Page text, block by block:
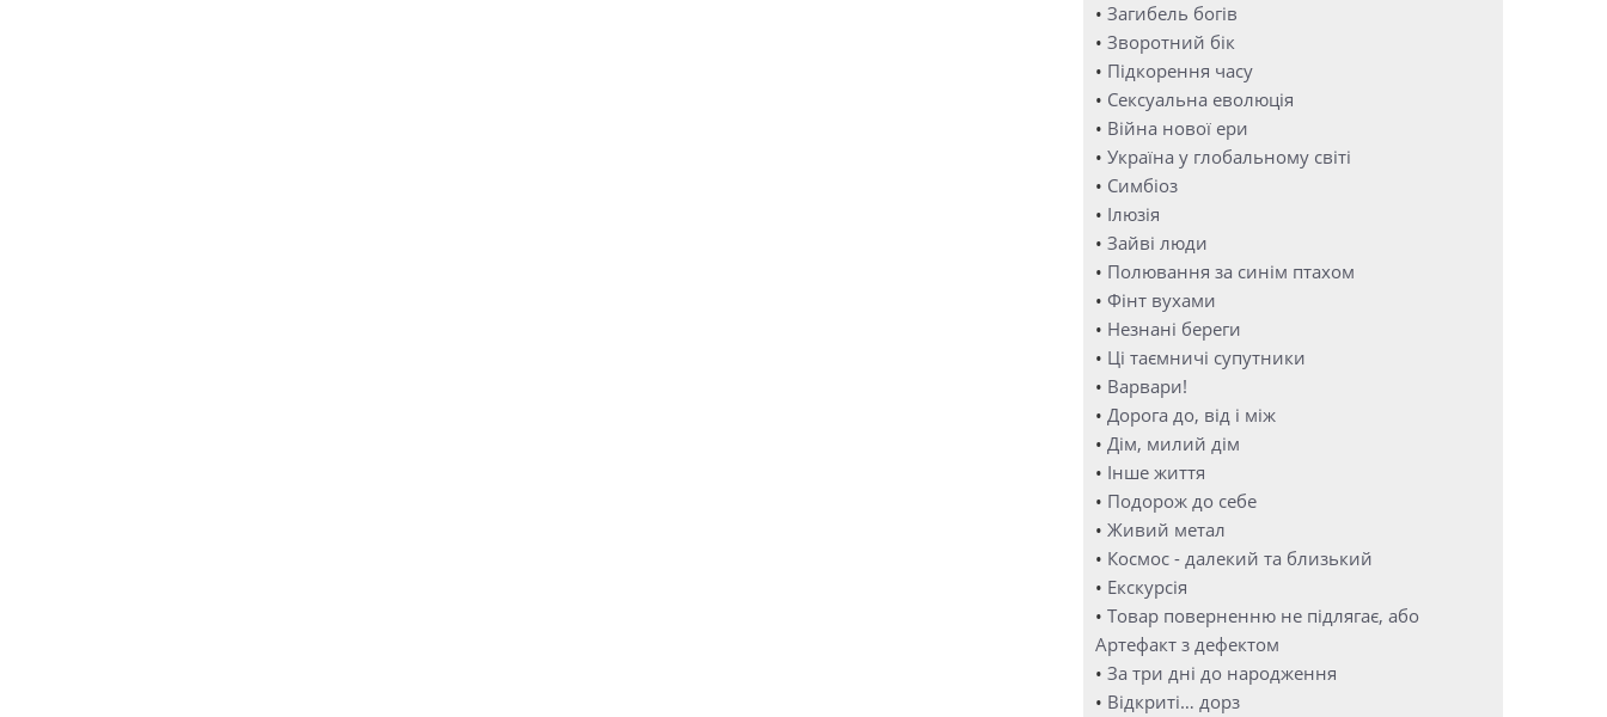
• Загибель богів
• Зворотний бік
• Підкорення часу
• Сексуальна еволюція
• Війна нової ери
• Україна у глобальному світі
• Симбіоз
• Ілюзія
• Зайві люди
• Полювання за синім птахом
• Фінт вухами
• Незнані береги
• Ці таємничі супутники
• Варвари!
• Дорога до, від і між
• Дім, милий дім
• Інше життя
• Подорож до себе
• Живий метал
• Космос - далекий та близький
• Екскурсія
• Товар поверненню не підлягає, або
Артефакт з дефектом
• За три дні до народження
• Відкриті… дорз